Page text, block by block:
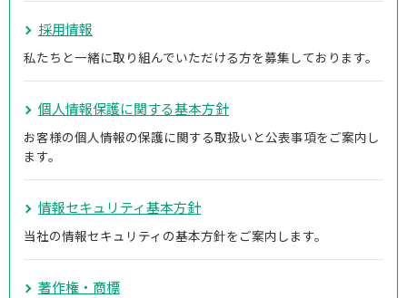
採用情報
私たちと一緒に取り組んでいただける方を募集しております。
個人情報保護に関する基本方針
お客様の個人情報の保護に関する取扱いと公表事項をご案内し
ます。
情報セキュリティ基本方針
当社の情報セキュリティの基本方針をご案内します。
著作権・商標